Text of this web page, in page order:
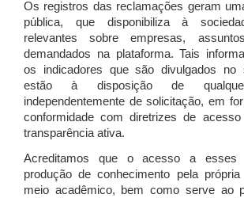
Os registros das reclamações geram
pública, que disponibiliza à
relevantes sobre empresas,
demandados na plataforma. Tais
os indicadores que são divulgados no
estão à disposição de qualquer
independentemente de solicitação, em
conformidade com diretrizes de
transparência ativa.
Acreditamos que o acesso a esses
produção de conhecimento pela
meio acadêmico, bem como serve ao